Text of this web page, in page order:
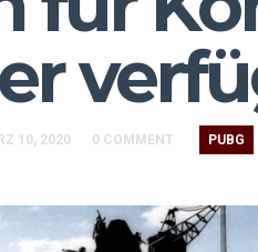
10, 2020 0 COMMENT PUBG